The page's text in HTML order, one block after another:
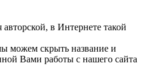
авторской, в Интернете такой
можем скрыть название и
Вами работы с нашего сайта